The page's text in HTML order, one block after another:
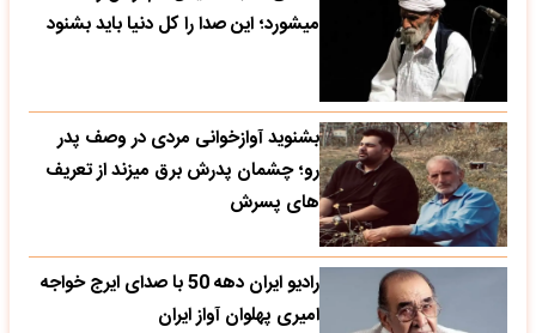
میشورد؛ این صدا را کل دنیا باید بشنود
بشنوید آوازخوانی مردی در وصف پدر
رو؛ چشمان پدرش برق میزند از تعریف
های پسرش
رادیو ایران دهه 50 با صدای ایرج خواجه
امیری پهلوان آواز ایران